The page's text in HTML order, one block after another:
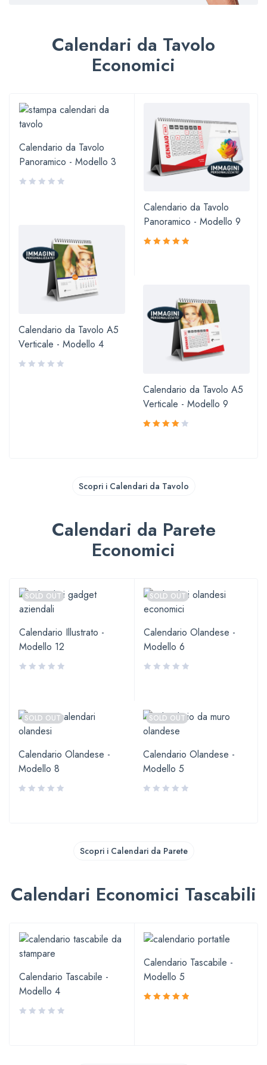
Calendari da Tavolo
Economici
Calendario da Tavolo
Panoramico - Modello 3
Calendario da Tavolo A5
Verticale - Modello 4
Calendario da Tavolo
Panoramico - Modello 9
Calendario da Tavolo A5
Verticale - Modello 9
Scopri i Calendari da Tavolo
Calendari da Parete
Economici
SOLD OUT
Calendario Illustrato -
Modello 12
SOLD OUT
Calendario Olandese -
Modello 8
SOLD OUT
Calendario Olandese -
Modello 6
SOLD OUT
Calendario Olandese -
Modello 5
Scopri i Calendari da Parete
Calendari Economici Tascabili
Calendario Tascabile -
Modello 4
Calendario Tascabile -
Modello 5